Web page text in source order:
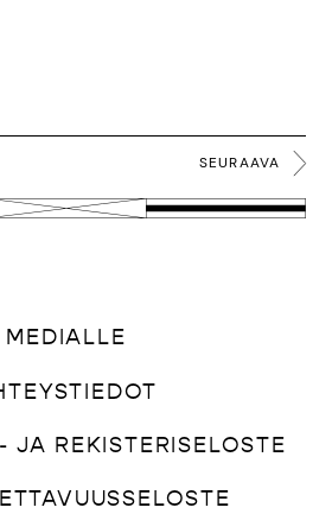
SEURAAVA
MEDIALLE
JA REKISTERISELOSTE